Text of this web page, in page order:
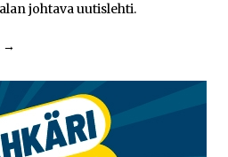
johtava uutislehti.
→